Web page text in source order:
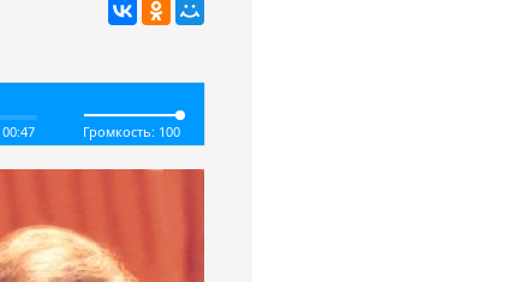
00:47 Громкость: 100